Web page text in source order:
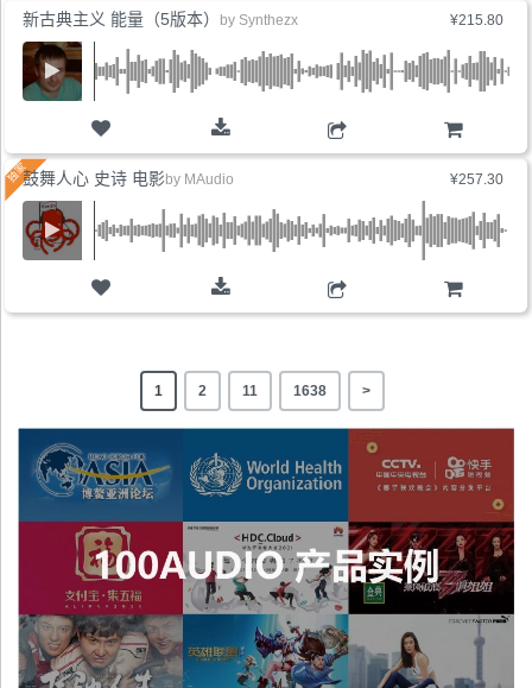
¥215.80
购物车
新古典主义 能量（5版本） by Synthezx
¥257.30
购物车
鼓舞人心 史诗 电影by MAudio
1 2 11 1638 >